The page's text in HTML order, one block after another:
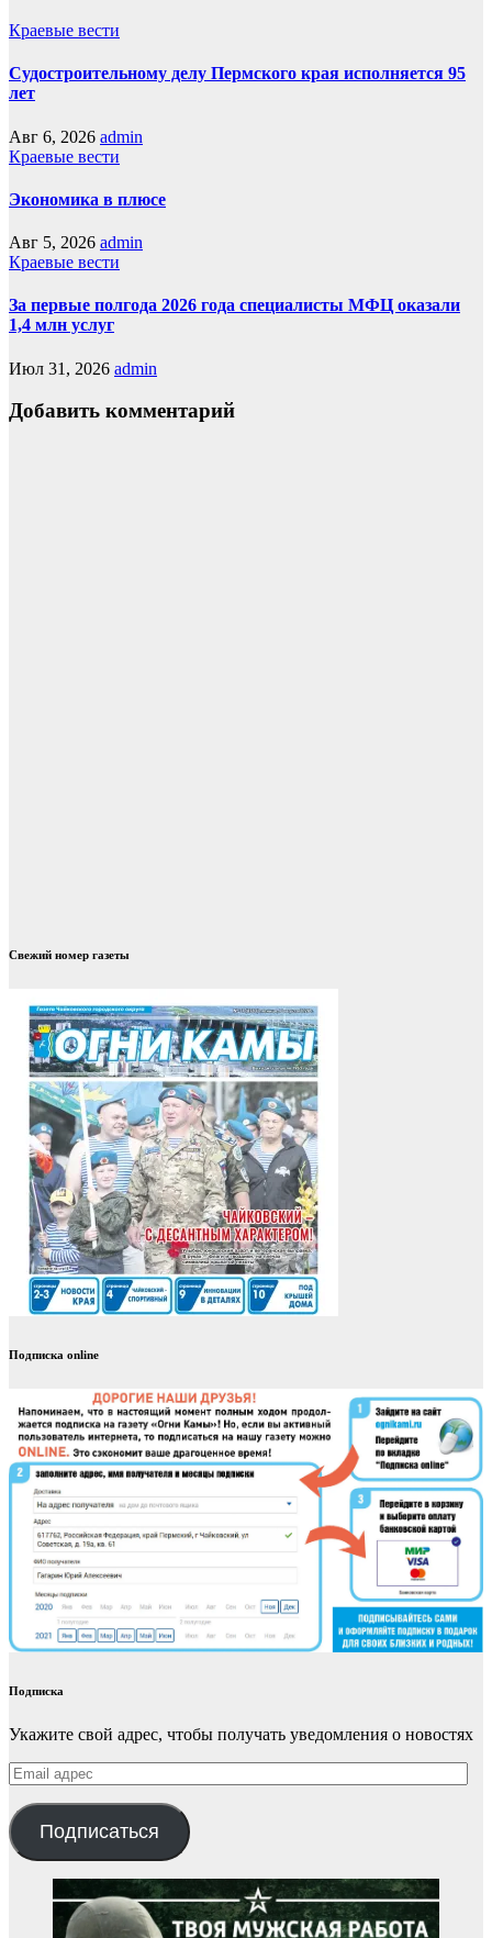
Краевые вести
Судостроительному делу Пермского края исполняется 95
лет
Авг 6, 2026 admin
Краевые вести
Экономика в плюсе
Авг 5, 2026 admin
Краевые вести
За первые полгода 2026 года специалисты МФЦ оказали
1,4 млн услуг
Июл 31, 2026 admin
Добавить комментарий
Свежий номер газеты
Подписка online
Подписка
Укажите свой адрес, чтобы получать уведомления о новостях
Email
адрес
Подписаться